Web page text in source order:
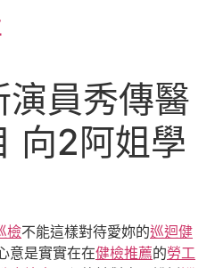
員秀傳醫
向2阿姐學
檢不能這樣對待愛妳的巡迴健
意是實實在在健檢推薦的勞工